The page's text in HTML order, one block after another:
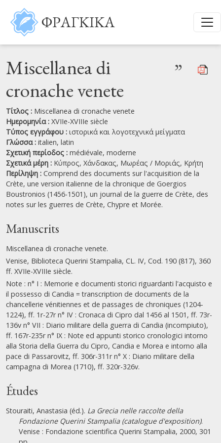
Παράκαμψη προς το κυρίως περιεχόμενο
ΦΡΑΓΚΙΚΑ
Miscellanea di
cronache venete
”
Τίτλος : Miscellanea di cronache venete
Ημερομηνία : XVIIe-XVIIIe siècle
Τύπος εγγράφου : ιστορικά και λογοτεχνικά μείγματα
Γλώσσα : italien, latin
Σχετική περίοδος : médiévale, moderne
Σχετικά μέρη : Κύπρος, Χάνδακας, Μωρέας / Μοριάς, Κρήτη
Περίληψη : Comprend des documents sur l'acquisition de la
Crète, une version italienne de la chronique de Goergios
Boustronios (1456-1501), un journal de la guerre de Crète, des
notes sur les guerres de Crète, Chypre et Morée.
Manuscrits
Miscellanea di cronache venete.
Venise, Biblioteca Querini Stampalia, CL. IV, Cod. 190 (817), 360
ff. XVIIe-XVIIIe siècle.
Note : n° I : Memorie e documenti storici riguardanti l'acquisto e
il possesso di Candia = transcription de documents de la
chancellerie vénitiennes et de passages de chroniques (1204-
1224), ff. 1r-27r n° IV : Cronaca di Cipro dal 1456 al 1501, ff. 73r-
136v n° VII : Diario militare della guerra di Candia (incompiuto),
ff. 167r-235r n° IX : Note ed appunti storico cronologici intorno
alla Storia della Guerra du Cipro, Candia e Morea e intorno alla
pace di Passarovitz, ff. 306r-311r n° X : Diario militare della
campagna di Morea (1710), ff. 320r-326v.
Études
Stouraiti, Anastasia (éd.). La Grecia nelle raccolte della
Fondazione Querini Stampalia (catalogue d'exposition).
Venise : Fondazione scientifica Querini Stampalia, 2000, 301